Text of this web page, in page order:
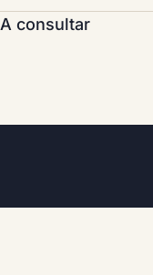
A consultar